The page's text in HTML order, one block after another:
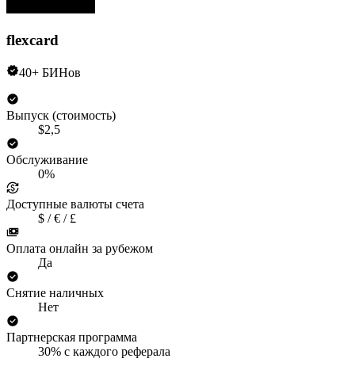
flexcard
40+ БИНов
Выпуск (стоимость)
$2,5
Обслуживание
0%
Доступные валюты счета
$ / € / £
Оплата онлайн за рубежом
Да
Снятие наличных
Нет
Партнерская программа
30% с каждого реферала